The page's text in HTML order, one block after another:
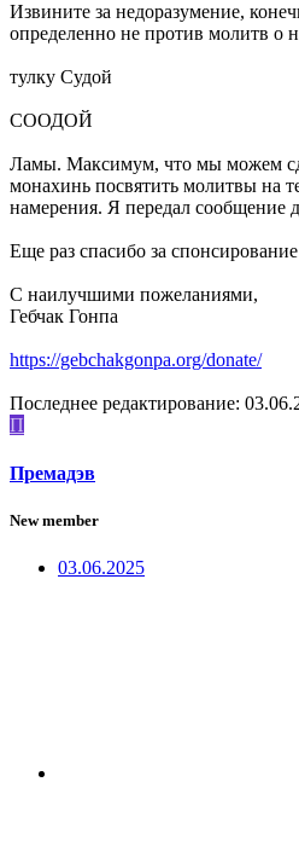
Извините за недоразумение,
определенно не против молитв о
тулку Судой
СООДОЙ
Ламы. ​​Максимум, что мы можем
монахинь посвятить молитвы на
намерения. Я передал сообщение
Еще раз спасибо за
С наилучшими пожеланиями,
Гебчак Гонпа
https://gebchakgonpa.org/donate/
Последнее редактирование:
П
Премадэв
New member
03.06.2025